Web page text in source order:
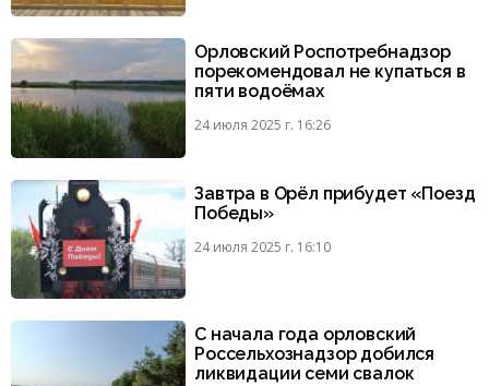
Орловский Роспотребнадзор
порекомендовал не купаться в
пяти водоёмах
24 июля 2025 г. 16:26
Завтра в Орёл прибудет «Поезд
Победы»
24 июля 2025 г. 16:10
С начала года орловский
Россельхознадзор добился
ликвидации семи свалок